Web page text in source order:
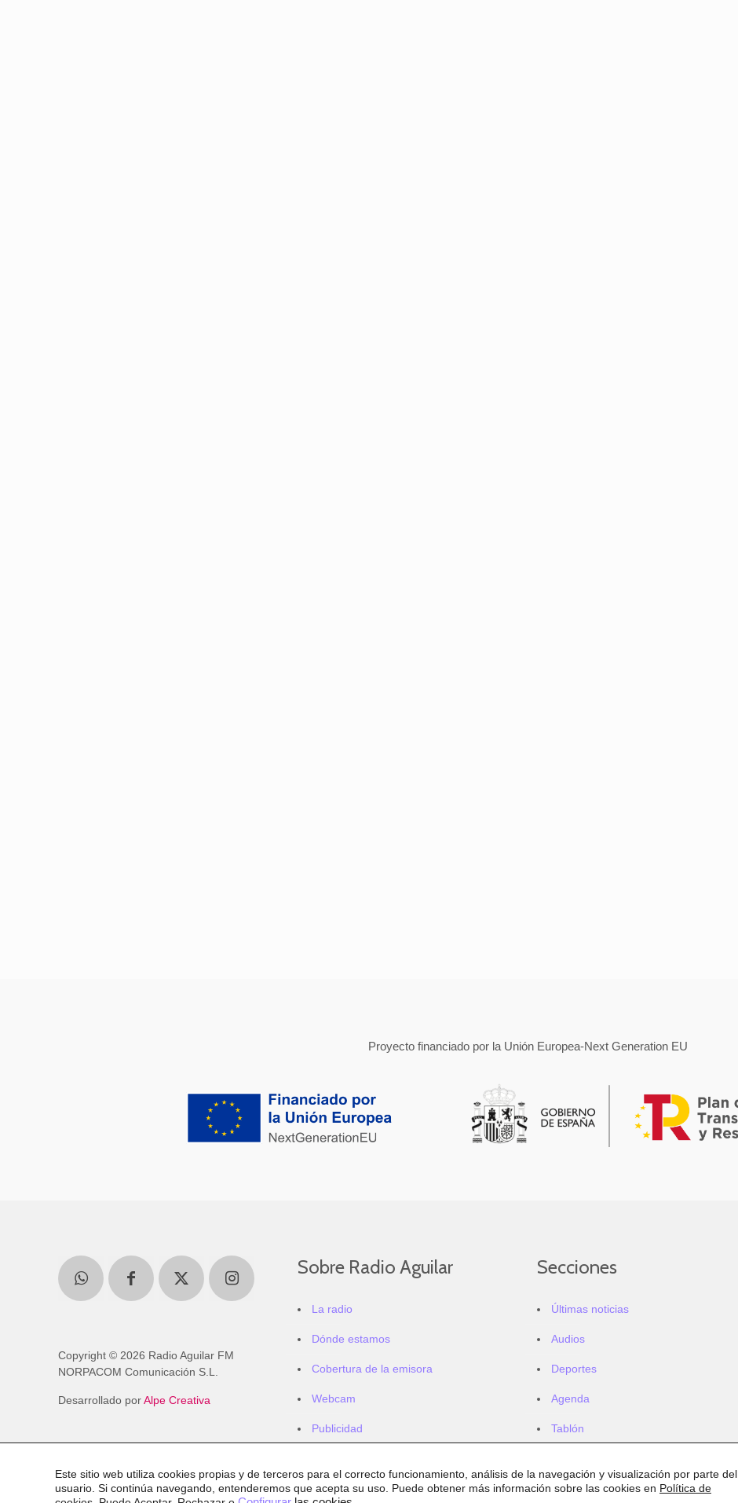
Proyecto financiado por la Unión Europea-Next Generation EU
Copyright © 2026 Radio Aguilar FM
NORPACOM Comunicación S.L.
Desarrollado porAlpe Creativa
Sobre Radio Aguilar
La radio
Dónde estamos
Cobertura de la emisora
Webcam
Publicidad
Secciones
Últimas noticias
Audios
Deportes
Agenda
Tablón
Este sitio web utiliza cookies propias y de terceros para el correcto funcionamiento, análisis de la navegación y visualización por parte del
usuario. Si continúa navegando, entenderemos que acepta su uso. Puede obtener más información sobre las cookies en Política de